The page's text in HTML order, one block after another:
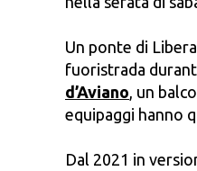
Un ponte di
fuoristrada
d’Aviano , un
equipaggi hanno
Dal 2021 in